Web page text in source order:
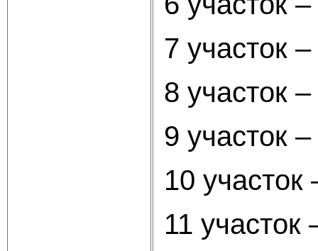
7 участок
8 участок
9 участок
10
11